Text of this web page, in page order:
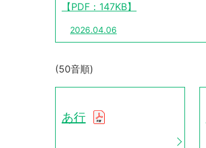
【PDF：147KB】
2026.04.06
(50音順)
あ行